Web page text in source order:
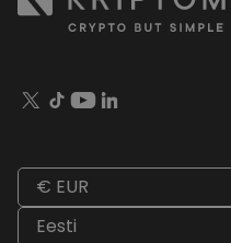
€ EUR
Eesti